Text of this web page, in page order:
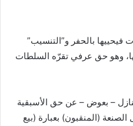
بالحفر و”التنسيب”
وهو حق عرفي تقرّه السلطات
– بعوض – عن حق الأسبقية
(المنقبون) بعبارة (بيع